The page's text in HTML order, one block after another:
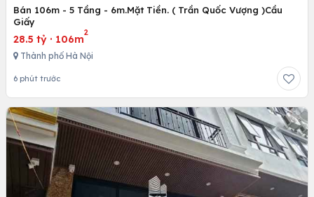
Bán 106m - 5 Tầng - 6m.Mặt Tiền. ( Trần Quốc Vượng )Cầu
Giấy
28.5 tỷ · 106m
2
Thành phố Hà Nội
6 phút trước